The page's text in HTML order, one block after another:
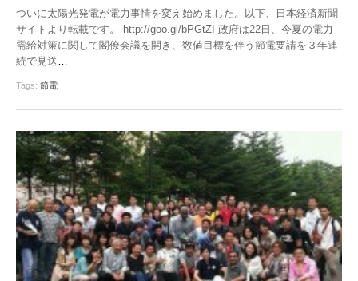
ついに太陽光発電が電力事情を変え始めました。以下、日本経済新聞
サイトより転載です。 http://goo.gl/bPGtZI 政府は22日、今夏の電力
需給対策に関して閣僚会議を開き、数値目標を伴う節電要請を３年連
続で見送…
Tags: 節電